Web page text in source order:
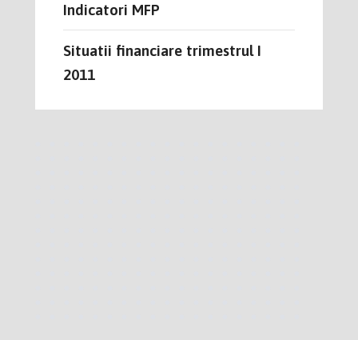
Indicatori MFP
Situatii financiare trimestrul I
2011